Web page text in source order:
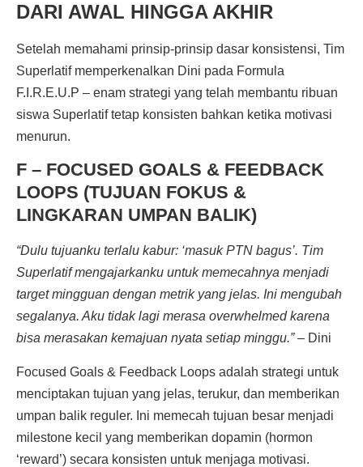
DARI AWAL HINGGA AKHIR
Setelah memahami prinsip-prinsip dasar konsistensi, Tim
Superlatif memperkenalkan Dini pada Formula
F.I.R.E.U.P – enam strategi yang telah membantu ribuan
siswa Superlatif tetap konsisten bahkan ketika motivasi
menurun.
F – FOCUSED GOALS & FEEDBACK
LOOPS (TUJUAN FOKUS &
LINGKARAN UMPAN BALIK)
“Dulu tujuanku terlalu kabur: ‘masuk PTN bagus’. Tim
Superlatif mengajarkanku untuk memecahnya menjadi
target mingguan dengan metrik yang jelas. Ini mengubah
segalanya. Aku tidak lagi merasa overwhelmed karena
bisa merasakan kemajuan nyata setiap minggu.”– Dini
Focused Goals & Feedback Loops adalah strategi untuk
menciptakan tujuan yang jelas, terukur, dan memberikan
umpan balik reguler. Ini memecah tujuan besar menjadi
milestone kecil yang memberikan dopamin (hormon
‘reward’) secara konsisten untuk menjaga motivasi.